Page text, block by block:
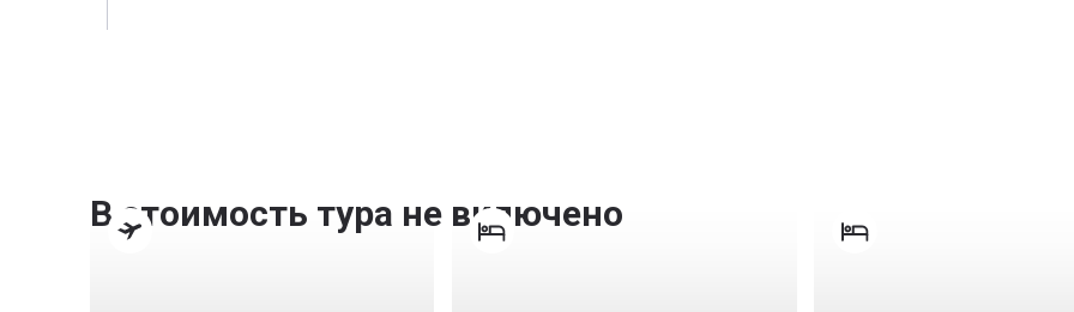
В стоимость тура не включено